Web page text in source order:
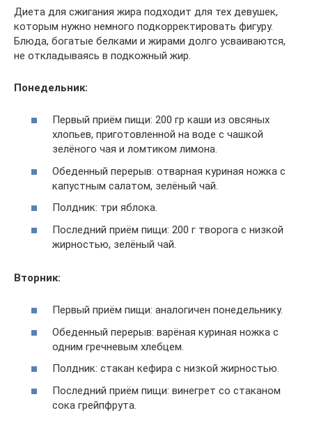
Диета для сжигания жира подходит для тех девушек,
которым нужно немного подкорректировать фигуру.
Блюда, богатые белками и жирами долго усваиваются,
не откладываясь в подкожный жир.
Понедельник:
Первый приём пищи: 200 гр каши из овсяных
хлопьев, приготовленной на воде с чашкой
зелёного чая и ломтиком лимона.
Обеденный перерыв: отварная куриная ножка с
капустным салатом, зелёный чай.
Полдник: три яблока.
Последний приём пищи: 200 г творога с низкой
жирностью, зелёный чай.
Вторник:
Первый приём пищи: аналогичен понедельнику.
Обеденный перерыв: варёная куриная ножка с
одним гречневым хлебцем.
Полдник: стакан кефира с низкой жирностью.
Последний приём пищи: винегрет со стаканом
сока грейпфрута.